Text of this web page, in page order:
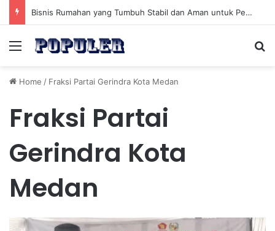
Bisnis Rumahan yang Tumbuh Stabil dan Aman untuk Pendapatan Jangka Panjang
Menu
Home / Fraksi Partai Gerindra Kota Medan
Fraksi Partai
Gerindra Kota
Medan